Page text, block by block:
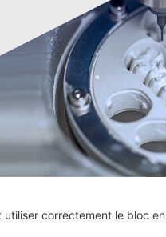
utiliser correctement le bloc